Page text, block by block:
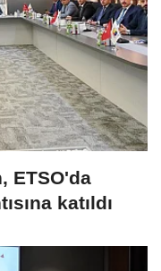
ETSO'da
katıldı